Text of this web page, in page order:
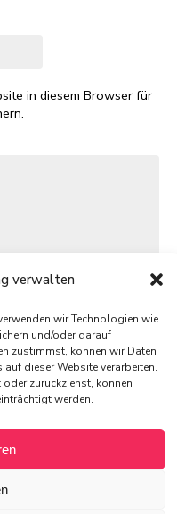
verwalten
wir Technologien wie
und/oder darauf
zustimmst, können wir Daten
dieser Website verarbeiten.
zurückziehst, können
werden.
in diesem Browser für